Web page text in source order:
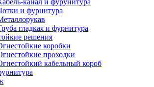
канал и фурунитура
и фурнитура
гладкая и фурнитура
решения
коробки
проходки
кабельный короб